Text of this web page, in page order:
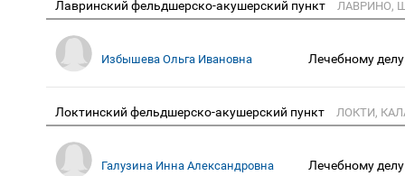
Лавринский фельдшерско-акушерский пункт ЛАВРИНО,
Избышева Ольга Ивановна Лечебному делу
Локтинский фельдшерско-акушерский пункт ЛОКТИ,
Галузина Инна Александровна Лечебному делу